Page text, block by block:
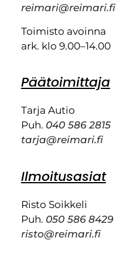
reimari@reimari.fi
Toimisto avoinna
ark. klo 9.00–14.00
Päätoimittaja
Tarja Autio
Puh. 040 586 2815
tarja@reimari.fi
Ilmoitusasiat
Risto Soikkeli
Puh. 050 586 8429
risto@reimari.fi